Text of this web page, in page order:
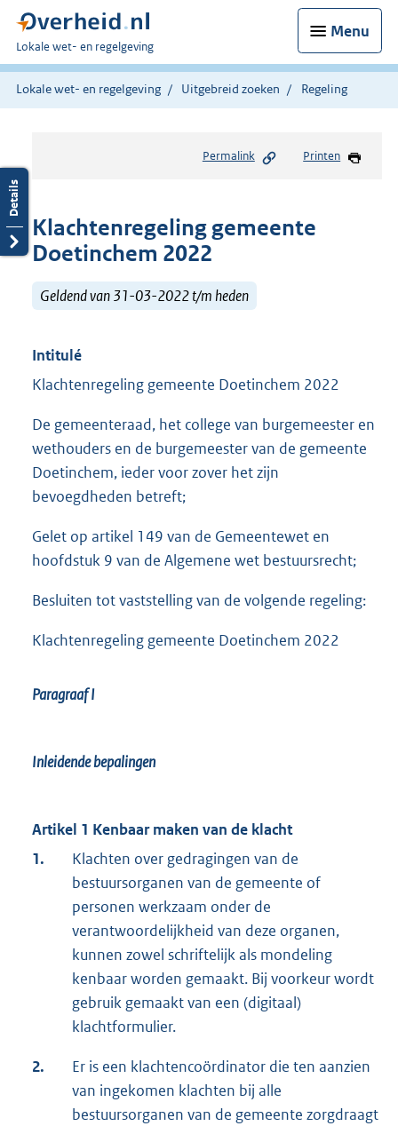
Menu
U
bent
hier:
Lokale wet- en regelgeving
Lokale wet- en regelgeving Uitgebreid zoeken Regeling
Permalink Printen
Klachtenregeling gemeente
Doetinchem 2022
Geldend van 31-03-2022 t/m heden
Intitulé
Klachtenregeling gemeente Doetinchem 2022
De gemeenteraad, het college van burgemeester en
wethouders en de burgemeester van de gemeente
Doetinchem, ieder voor zover het zijn
bevoegdheden betreft;
Gelet op artikel 149 van de Gemeentewet en
hoofdstuk 9 van de Algemene wet bestuursrecht;
Besluiten tot vaststelling van de volgende regeling:
Klachtenregeling gemeente Doetinchem 2022
Paragraaf I
Inleidende bepalingen
Artikel 1 Kenbaar maken van de klacht
1.
Klachten over gedragingen van de
bestuursorganen van de gemeente of
personen werkzaam onder de
verantwoordelijkheid van deze organen,
kunnen zowel schriftelijk als mondeling
kenbaar worden gemaakt. Bij voorkeur wordt
gebruik gemaakt van een (digitaal)
klachtformulier.
2.
Er is een klachtencoördinator die ten aanzien
van ingekomen klachten bij alle
bestuursorganen van de gemeente zorgdraagt